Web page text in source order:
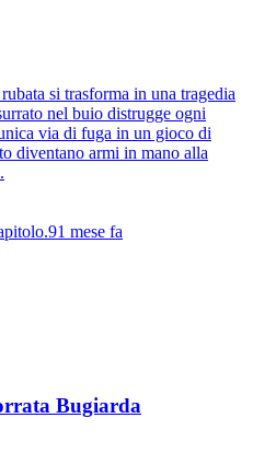
si trasforma in una tragedia
nel buio distrugge ogni
via di fuga in un gioco di
diventano armi in mano alla
1 mese fa
Bugiarda